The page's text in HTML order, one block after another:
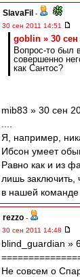
SlavaFil -
30 сен 2011 14:51
goblin » 30 сен
Вопрос-то был
совершенно
как Сантос?
mib83 » 30 сен
Я, например,
Ибсон умеет
Равно как и из
лишь заключить,
в нашей команде
rezzo -
30 сен 2011 14:48
blind_guardian »
Не совсем о